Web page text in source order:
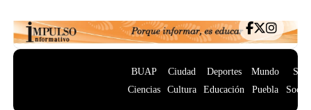
BUAP
Ciencias
Ciudad
Cultura
Deportes
Educación
Mundo
Puebla